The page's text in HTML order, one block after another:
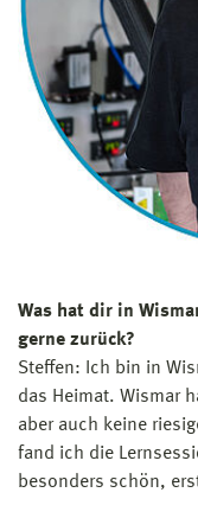
Prototyp gebaut
Wo arbeitest du
Nach dem Ende
habe ich im
heute arbeite.
Ich entwickle
und betreue
Wartung der Züge
verschiedene
beschäftige ich
im Studium und
Was hat dir in
gerne zurück?
Steffen: Ich bin in
das Heimat. Wismar
aber auch keine
fand ich die
besonders schön,